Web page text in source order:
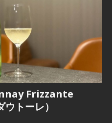
Frizzante
トーレ）